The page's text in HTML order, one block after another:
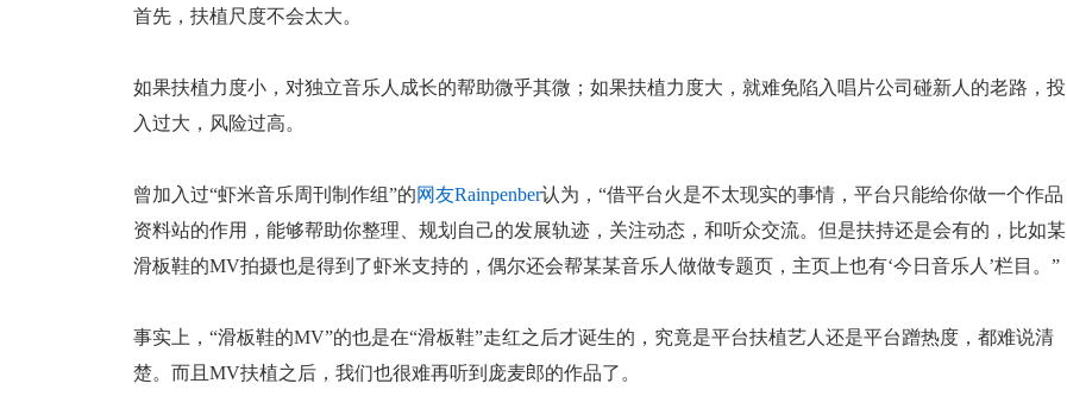
首先，扶植尺度不会太大。
如果扶植力度小，对独立音乐人成长的帮助微乎其微；如果扶植力度大，就难免陷入唱片公司碰新人的老路，投
入过大，风险过高。
曾加入过“虾米音乐周刊制作组”的网友Rainpenber认为，“借平台火是不太现实的事情，平台只能给你做一个作品
资料站的作用，能够帮助你整理、规划自己的发展轨迹，关注动态，和听众交流。但是扶持还是会有的，比如某
滑板鞋的MV拍摄也是得到了虾米支持的，偶尔还会帮某某音乐人做做专题页，主页上也有‘今日音乐人’栏目。”
事实上，“滑板鞋的MV”的也是在“滑板鞋”走红之后才诞生的，究竟是平台扶植艺人还是平台蹭热度，都难说清
楚。而且MV扶植之后，我们也很难再听到庞麦郎的作品了。